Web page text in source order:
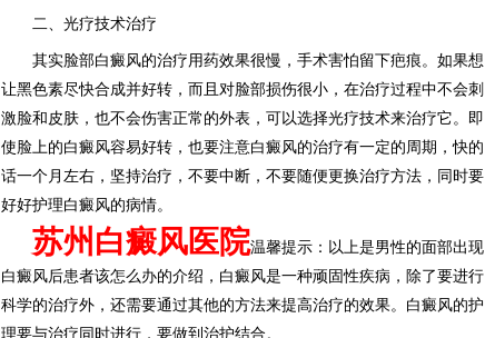
二、光疗技术治疗
其实脸部白癜风的治疗用药效果很慢，手术害怕留下疤痕。如果想
让黑色素尽快合成并好转，而且对脸部损伤很小，在治疗过程中不会刺
激脸和皮肤，也不会伤害正常的外表，可以选择光疗技术来治疗它。即
使脸上的白癜风容易好转，也要注意白癜风的治疗有一定的周期，快的
话一个月左右，坚持治疗，不要中断，不要随便更换治疗方法，同时要
好好护理白癜风的病情。
苏州白癜风医院温馨提示：以上是男性的面部出现
白癜风后患者该怎么办的介绍，白癜风是一种顽固性疾病，除了要进行
科学的治疗外，还需要通过其他的方法来提高治疗的效果。白癜风的护
理要与治疗同时进行，要做到治护结合。